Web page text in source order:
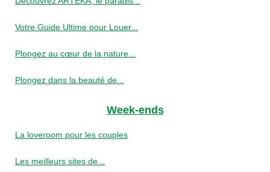
Votre Guide Ultime pour Louer...
Plongez au cœur de la nature...
Plongez dans la beauté de...
Week-ends
La loveroom pour les couples
Les meilleurs sites de...